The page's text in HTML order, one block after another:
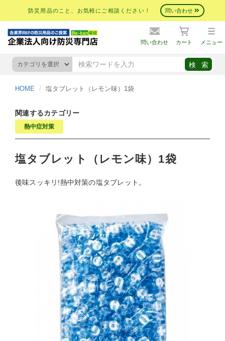
防災用品のこと、お気軽にご相談ください！ 問い合わせ
問い合わせ カート メニュー
HOME 塩タブレット（レモン味）1袋
関連するカテゴリー
熱中症対策
塩タブレット（レモン味）1袋
後味スッキリ!熱中対策の塩タブレット。